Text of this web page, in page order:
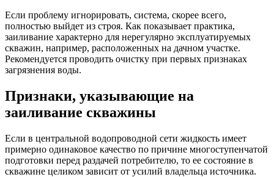
Если проблему игнорировать, система, скорее всего,
полностью выйдет из строя. Как показывает практика,
заиливание характерно для нерегулярно эксплуатируемых
скважин, например, расположенных на дачном участке.
Рекомендуется проводить очистку при первых признаках
загрязнения воды.
Признаки, указывающие на
заиливание скважины
Если в центральной водопроводной сети жидкость имеет
примерно одинаковое качество по причине многоступенчатой
подготовки перед раздачей потребителю, то ее состояние в
скважине целиком зависит от усилий владельца источника.